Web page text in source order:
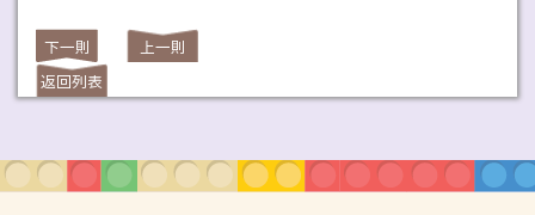
下一則
上一則
返回列表